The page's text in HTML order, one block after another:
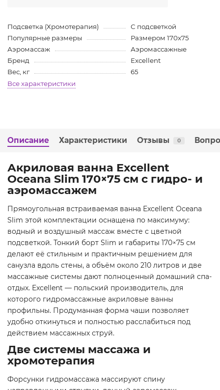
Подсветка (Хромотерапия)
С подсветкой
Популярные размеры
Размером 170x75
Аэромассаж
Аэромассажные
Бренд
Excellent
Вес, кг
65
Все характеристики
Описание Характеристики Отзывы 0
Акриловая ванна Excellent
Oceana Slim 170×75 см с гидро- и
аэромассажем
Прямоугольная встраиваемая ванна Excellent Oceana
Slim этой комплектации оснащена по максимуму:
водный и воздушный массаж вместе с цветной
подсветкой. Тонкий борт Slim и габариты 170×75 см
делают её стильным и практичным решением для
санузла вдоль стены, а объём около 210 литров и две
массажные системы дают полноценный домашний спа-
отдых. Excellent — польский производитель, для
которого гидромассажные акриловые ванны
профильны. Продуманная форма чаши позволяет
удобно откинуться и полностью расслабиться под
действием массажных струй.
Две системы массажа и
хромотерапия
Форсунки гидромассажа массируют спину